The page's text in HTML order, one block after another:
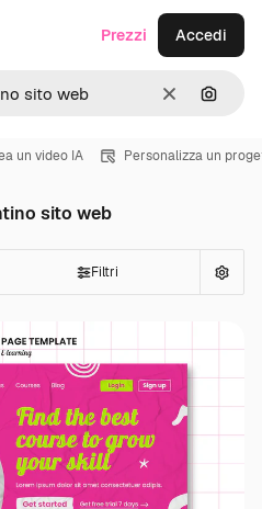
CancellaCerca
Prezzi Accedi
un video IA Personalizza un
sito web
Filtri